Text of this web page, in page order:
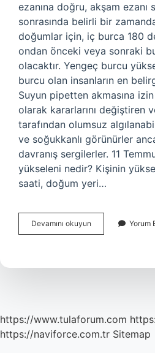
ezanına doğru, akşam ezanı
sonrasında belirli bir
doğumlar için, iç burca 180
ondan önceki veya sonraki
olacaktır. Yengeç burcu
burcu olan insanların en
Suyun pipetten akmasına
olarak kararlarını değiştiren
tarafından olumsuz
ve soğukkanlı görünürler
davranış sergilerler. 11
yükseleni nedir? Kişinin
saati, doğum yeri…
Devamını okuyun
Burcunun
Hesaplanır
Yorum
https://www.tulaforum.com
https://naviforce.com.tr Sitemap